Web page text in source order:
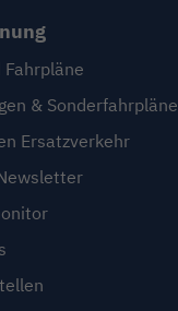
Fahrpläne
& Sonderfahrpläne
Ersatzverkehr